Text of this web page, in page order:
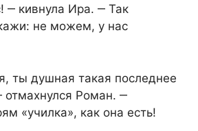
‒ кивнула Ира. ‒ Так
не можем, у нас
ты душная такая последнее
Роман. ‒
«училка», как она есть!